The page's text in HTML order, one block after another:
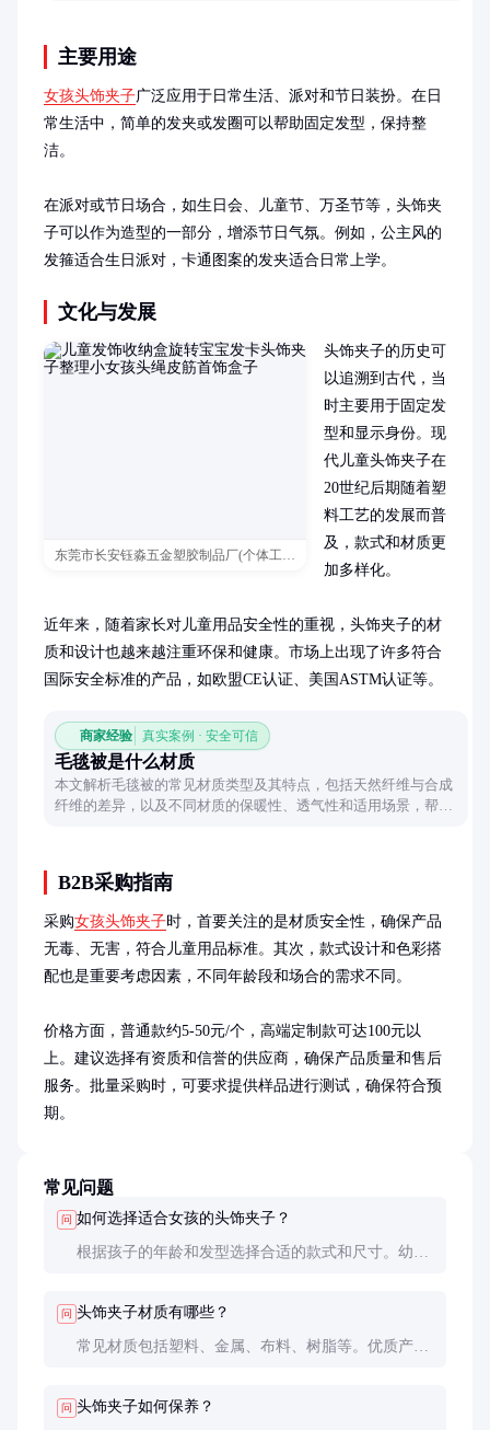
主要用途
女孩头饰夹子广泛应用于日常生活、派对和节日装扮。在日
常生活中，简单的发夹或发圈可以帮助固定发型，保持整
洁。
在派对或节日场合，如生日会、儿童节、万圣节等，头饰夹
子可以作为造型的一部分，增添节日气氛。例如，公主风的
发箍适合生日派对，卡通图案的发夹适合日常上学。
文化与发展
东莞市长安钰淼五金塑胶制品厂(个体工商户)
头饰夹子的历史可
以追溯到古代，当
时主要用于固定发
型和显示身份。现
代儿童头饰夹子在
20世纪后期随着塑
料工艺的发展而普
及，款式和材质更
加多样化。
近年来，随着家长对儿童用品安全性的重视，头饰夹子的材
质和设计也越来越注重环保和健康。市场上出现了许多符合
国际安全标准的产品，如欧盟CE认证、美国ASTM认证等。
商家经验 真实案例 · 安全可信
毛毯被是什么材质
本文解析毛毯被的常见材质类型及其特点，包括天然纤维与合成
纤维的差异，以及不同材质的保暖性、透气性和适用场景，帮助
B2B采购指南
采购女孩头饰夹子时，首要关注的是材质安全性，确保产品
无毒、无害，符合儿童用品标准。其次，款式设计和色彩搭
配也是重要考虑因素，不同年龄段和场合的需求不同。
价格方面，普通款约5-50元/个，高端定制款可达100元以
上。建议选择有资质和信誉的供应商，确保产品质量和售后
服务。批量采购时，可要求提供样品进行测试，确保符合预
期。
常见问题
问 如何选择适合女孩的头饰夹子？
根据孩子的年龄和发型选择合适的款式和尺寸。幼儿
问 头饰夹子材质有哪些？
常见材质包括塑料、金属、布料、树脂等。优质产品
问 头饰夹子如何保养？